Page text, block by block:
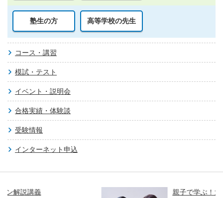
塾生の方 高等学校の先生
コース・講習
模試・テスト
イベント・説明会
合格実績・体験談
受験情報
インターネット申込
親子で学ぶ！大学入試セミナー ～東大・京